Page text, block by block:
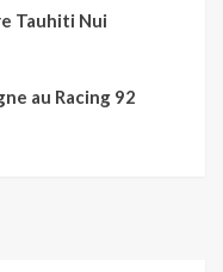
Tauhiti Nui
au Racing 92